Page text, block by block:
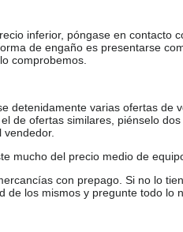
inferior, póngase en contacto
de engaño es presentarse
comprobemos.
detenidamente varias ofertas
de ofertas similares, piénselo
mucho del precio medio de
con prepago. Si no lo
de los mismos y pregunte todo lo